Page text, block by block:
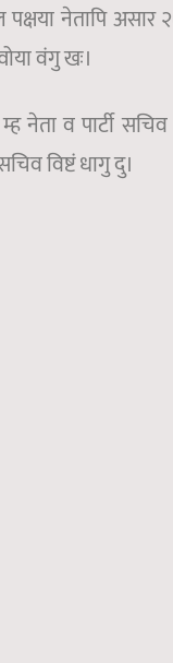
नेतापि
वंगु खः।
नेता व पार्टी
विष्टं धागु दु।